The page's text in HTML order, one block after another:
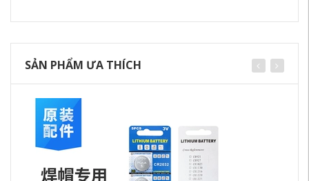
SẢN PHẨM ƯA THÍCH